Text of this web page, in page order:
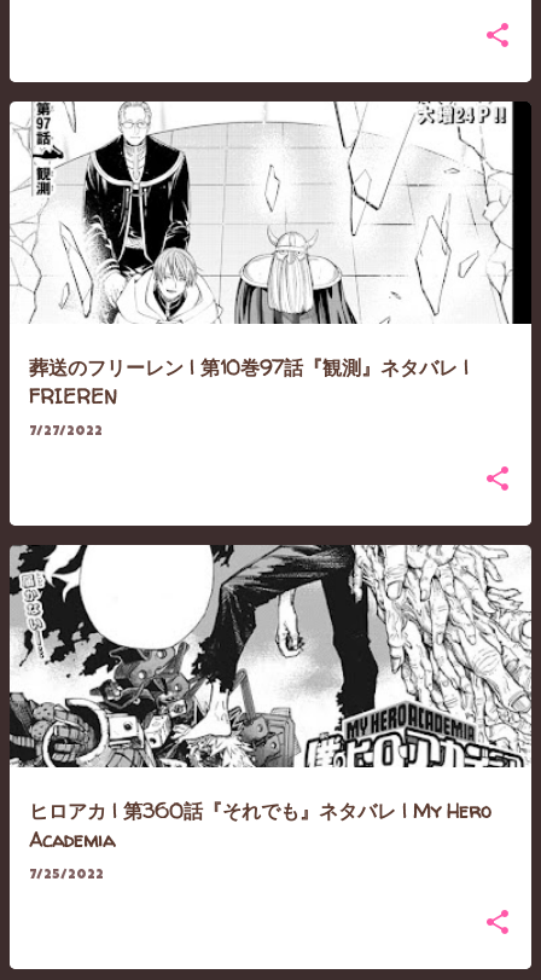
葬送のフリーレン | 第10巻97話『観測』ネタバレ |
FRIEREN
7/27/2022
ヒロアカ | 第360話『それでも』ネタバレ | My Hero
Academia
7/25/2022